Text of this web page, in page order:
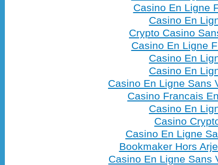
Casino En Ligne
Casino En
Crypto Casino
Casino En Ligne
Casino En
Casino En
Casino En Ligne Sans
Casino Francais
Casino En
Casino
Casino En Ligne
Bookmaker Hors
Casino En Ligne Sans